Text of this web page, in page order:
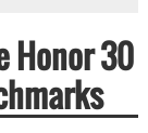
Honor 30